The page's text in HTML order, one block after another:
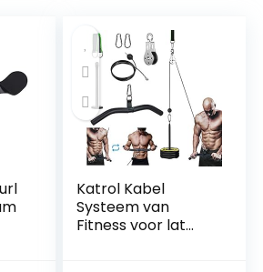
Katrol Kabel
Systeem van
Fitness voor lat